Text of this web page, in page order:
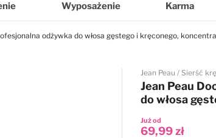
Wyposażenie Karma
odżywka do włosa gęstego i kręconego,
Jean Peau Sierść
Jean Peau
do włosa
Już od
69,99 zł